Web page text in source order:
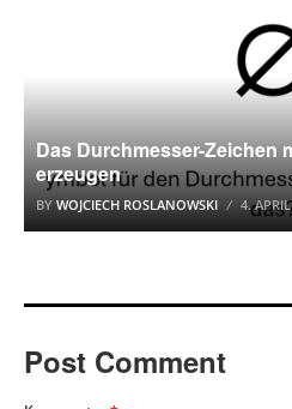
Das Durchmesser-Zeichen
erzeugen
BY WOJCIECH ROSLANOWSKI 4.
Post Comment